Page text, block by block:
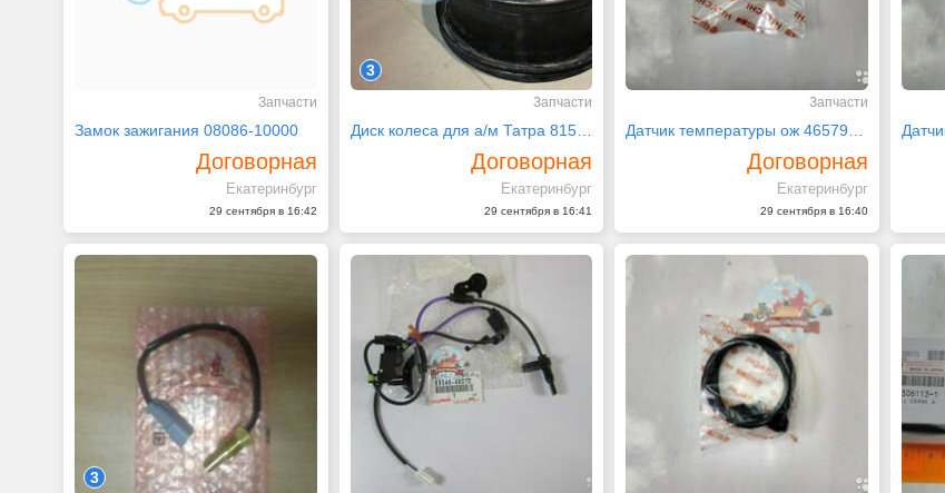
Запчасти
Замок зажигания 08086-10000
Договорная
Екатеринбург
29 сентября в 16:42
3
Запчасти
Диск колеса для а/м Татра 815 (8,5-20 )
Договорная
Екатеринбург
29 сентября в 16:41
Запчасти
Договорная
Екатеринбург
29 сентября в 16:40
3